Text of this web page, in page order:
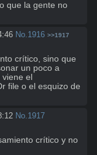
que la gente no
No.1916 >>1917
crítico, sino que
un poco a
el
file o el esquizo de
No.1917
crítico y no